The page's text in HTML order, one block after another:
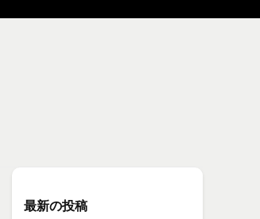
最新の投稿